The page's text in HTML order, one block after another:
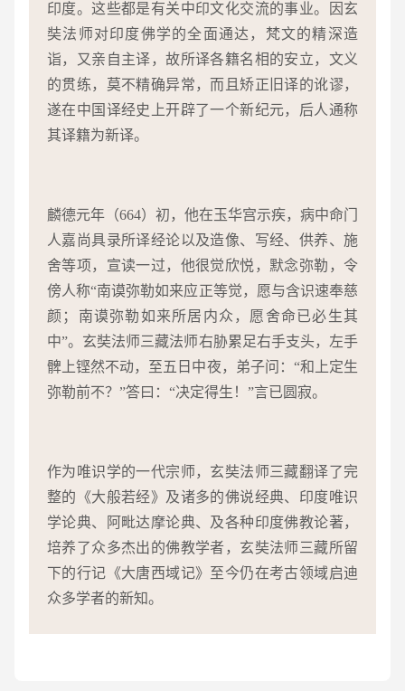
印度。这些都是有关中印文化交流的事业。因玄
奘法师对印度佛学的全面通达，梵文的精深造
诣，又亲自主译，故所译各籍名相的安立，文义
的贯练，莫不精确异常，而且矫正旧译的讹谬，
遂在中国译经史上开辟了一个新纪元，后人通称
其译籍为新译。
麟德元年（664）初，他在玉华宫示疾，病中命门
人嘉尚具录所译经论以及造像、写经、供养、施
舍等项，宣读一过，他很觉欣悦，默念弥勒，令
傍人称“南谟弥勒如来应正等觉，愿与含识速奉慈
颜；南谟弥勒如来所居内众，愿舍命已必生其
中”。玄奘法师三藏法师右胁累足右手支头，左手
髀上铿然不动，至五日中夜，弟子问：“和上定生
弥勒前不？”答曰：“决定得生！”言已圆寂。
作为唯识学的一代宗师，玄奘法师三藏翻译了完
整的《大般若经》及诸多的佛说经典、印度唯识
学论典、阿毗达摩论典、及各种印度佛教论著，
培养了众多杰出的佛教学者，玄奘法师三藏所留
下的行记《大唐西域记》至今仍在考古领域启迪
众多学者的新知。